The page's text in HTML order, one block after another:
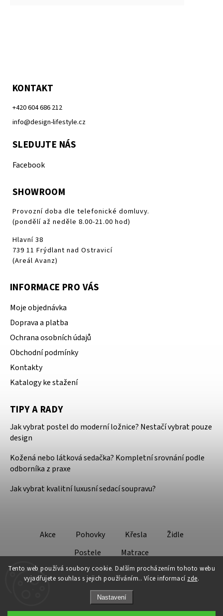
Tento web používá soubory cookie. Dalším procházením tohoto webu
vyjadřujete souhlas s jejich používáním.. Více informací zde.
Nastavení
KONTAKT
+420 604 686 212
info@design-lifestyle.cz
SLEDUJTE NÁS
Facebook
SHOWROOM
Provozní doba dle telefonické domluvy.
(pondělí až neděle 8.00-21.00 hod)
Hlavní 38
739 11 Frýdlant nad Ostravicí
(Areál Avanz)
INFORMACE PRO VÁS
Moje objednávka
Doprava a platba
Ochrana osobních údajů
Obchodní podmínky
Kontakty
Katalogy ke stažení
TIPY A RADY
Jak vybrat postel do moderní ložnice? Nestačí vybrat pouze
design
Kožená nebo látková sedačka? Kompletní srovnání podle
odborníka z praxe
Jak vybrat kvalitní luxusní sedací soupravu?
Akce Pohovky Křesla
Židle
Postele
Matrace